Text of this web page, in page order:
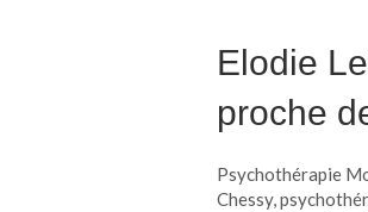
Elodie
proche
Psychothérapie
Chessy,